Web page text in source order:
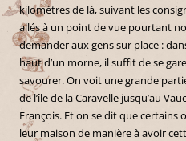
kilomètres de là, suivant les
allés à un point de vue pourtant
demander aux gens sur place :
haut d’un morne, il suffit de se
savourer. On voit une grande
de l’île de la Caravelle jusqu’au
François. Et on se dit que
leur maison de manière à avoir